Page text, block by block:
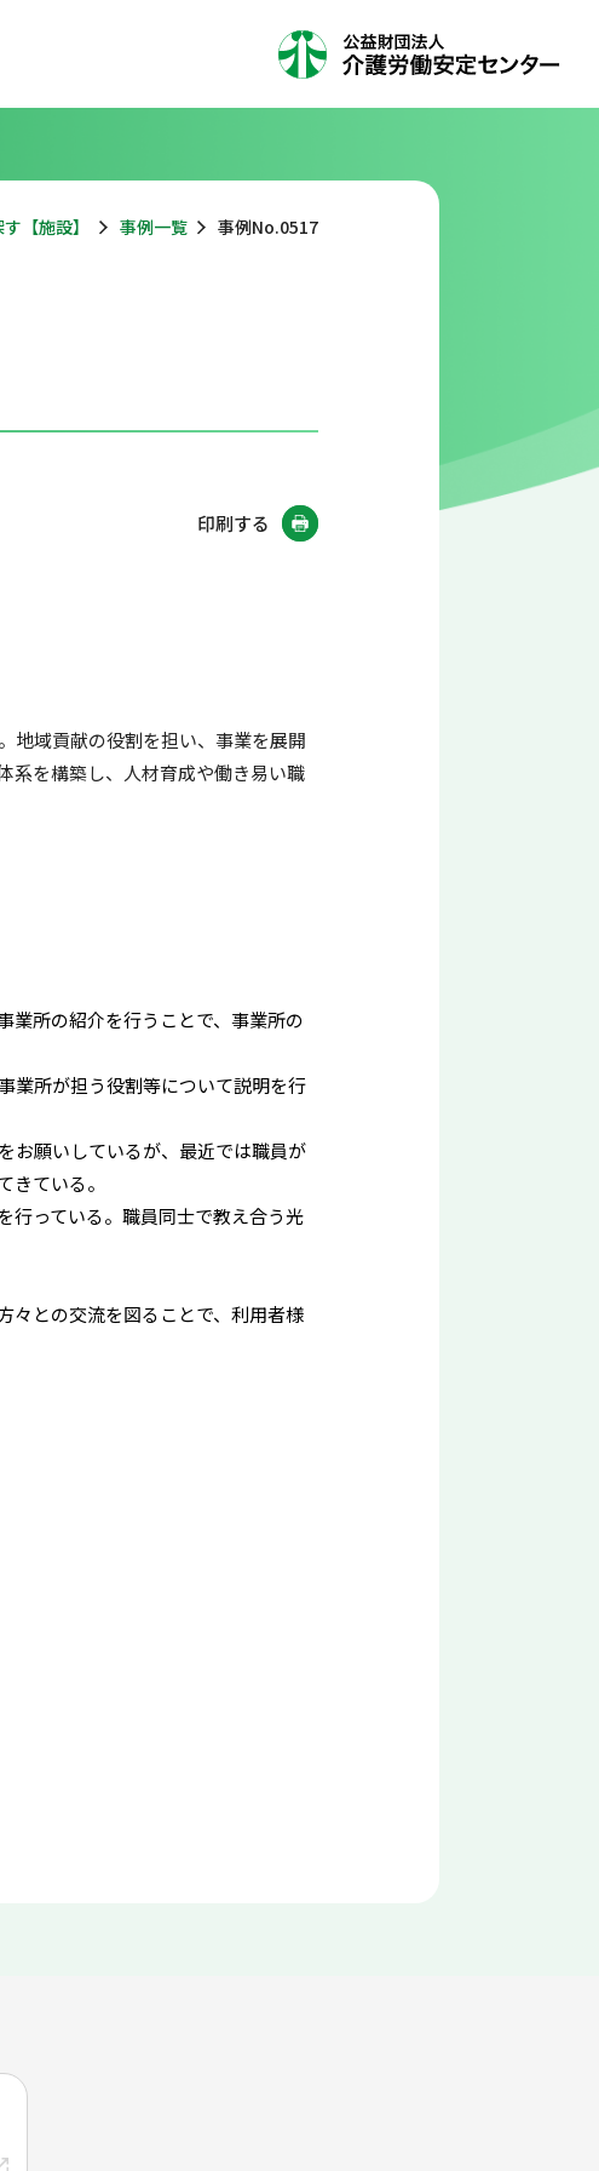
【施設】 事例一覧 事例No.0517
印刷する
地域貢献の役割を担い、事業を展開
系を構築し、人材育成や働き易い職
業所の紹介を行うことで、事業所の
業所が担う役割等について説明を行
お願いしているが、最近では職員が
ている。
行っている。職員同士で教え合う光
々との交流を図ることで、利用者様